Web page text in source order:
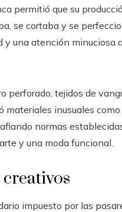
permitió que su
se cortaba y se
y una atención minuciosa
perforado, tejidos de
inusuales
normas
y una moda funcional.
impuesto por las